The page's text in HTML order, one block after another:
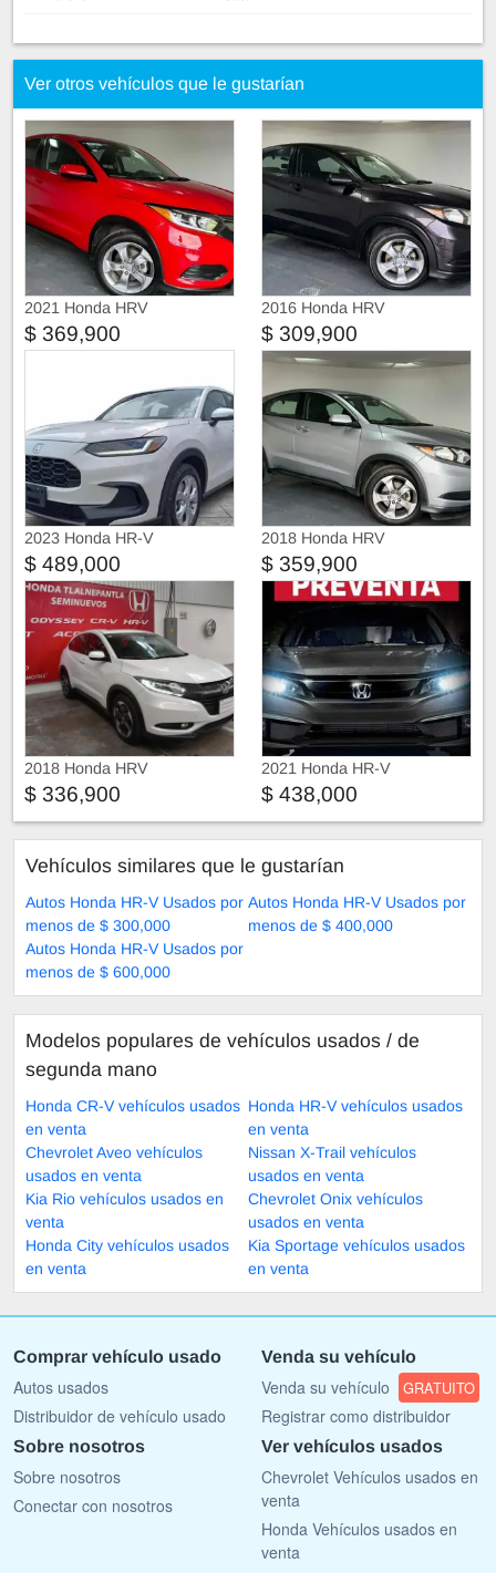
Ver otros vehículos que le gustarían
2021 Honda HRV
$ 369,900
2016 Honda HRV
$ 309,900
2023 Honda HR-V
$ 489,000
2018 Honda HRV
$ 359,900
2018 Honda HRV
$ 336,900
2021 Honda HR-V
$ 438,000
Vehículos similares que le gustarían
Autos Honda HR-V Usados por
menos de $ 300,000
Autos Honda HR-V Usados por
menos de $ 400,000
Autos Honda HR-V Usados por
menos de $ 600,000
Modelos populares de vehículos usados ​​/ de
segunda mano
Honda CR-V vehículos usados
en venta
Honda HR-V vehículos usados
en venta
Chevrolet Aveo vehículos
usados en venta
Nissan X-Trail vehículos
usados en venta
Kia Rio vehículos usados en
venta
Chevrolet Onix vehículos
usados en venta
Honda City vehículos usados
en venta
Kia Sportage vehículos usados
en venta
Comprar vehículo usado
Autos usados
Distribuidor de vehículo usado
Venda su vehículo
Venda su vehículo GRATUITO
Registrar como distribuidor
Sobre nosotros
Sobre nosotros
Conectar con nosotros
Ver vehículos usados
Chevrolet Vehículos usados en
venta
Honda Vehículos usados en
venta